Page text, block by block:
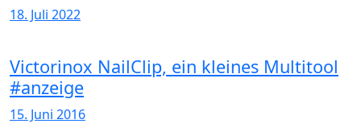
18. Juli 2022
Victorinox NailClip, ein kleines Multitool
#anzeige
15. Juni 2016